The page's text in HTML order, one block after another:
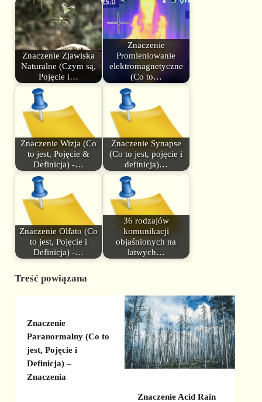
Znaczenie Zjawiska
Naturalne (Czym są,
Pojęcie i…
Znaczenie
Promieniowanie
elektromagnetyczne
(Co to…
Znaczenie Wizja (Co
to jest, Pojęcie &
Definicja) -…
Znaczenie Synapse
(Co to jest, pojęcie i
definicja)…
Znaczenie Olfato (Co
to jest, Pojęcie i
Definicja) -…
36 rodzajów
komunikacji
objaśnionych na
łatwych…
Treść powiązana
Znaczenie
Paranormalny (Co to
jest, Pojęcie i
Definicja) –
Znaczenia
Znaczenie Acid Rain